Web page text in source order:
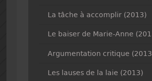
La tâche à accomplir (2013)
Le baiser de Marie-Anne
Argumentation critique
Les lauses de la laie (2013)